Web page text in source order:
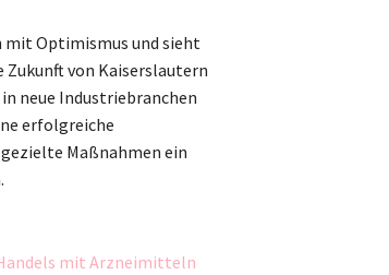
mit Optimismus und sieht
Zukunft von Kaiserslautern
neue Industriebranchen
erfolgreiche
Maßnahmen ein
mit Arzneimitteln